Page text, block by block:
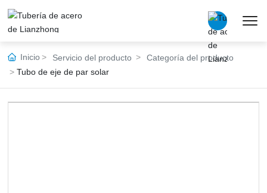
Inicio Servicio del producto
Categoría del producto
Tubo de eje de par solar